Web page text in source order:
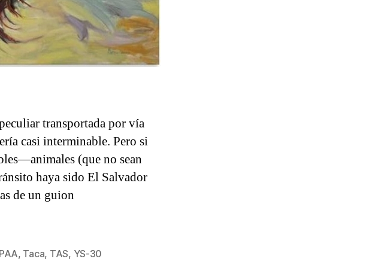
transportada por vía
casi interminable. Pero si
(que no sean
haya sido El Salvador
de un guion
PAA, Taca, TAS, YS-30